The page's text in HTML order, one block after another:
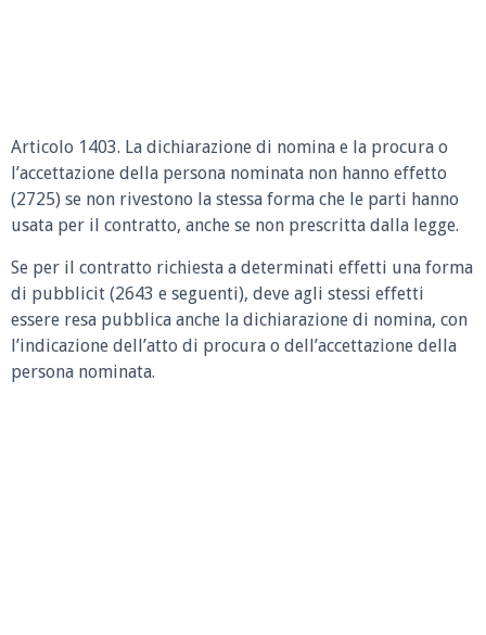
Articolo 1403. La dichiarazione di nomina e la procura o
l’accettazione della persona nominata non hanno effetto
(2725) se non rivestono la stessa forma che le parti hanno
usata per il contratto, anche se non prescritta dalla legge.
Se per il contratto richiesta a determinati effetti una forma
di pubblicit (2643 e seguenti), deve agli stessi effetti
essere resa pubblica anche la dichiarazione di nomina, con
l’indicazione dell’atto di procura o dell’accettazione della
persona nominata.